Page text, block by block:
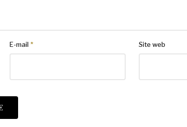
E-mail * Site web